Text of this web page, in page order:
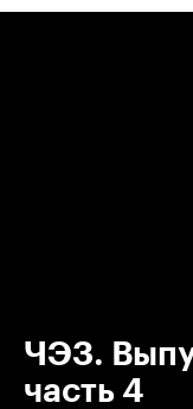
ЧЭЗ.
часть 4